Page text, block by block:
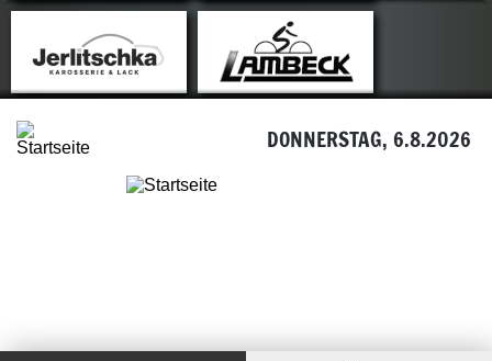
DONNERSTAG, 6.8.2026